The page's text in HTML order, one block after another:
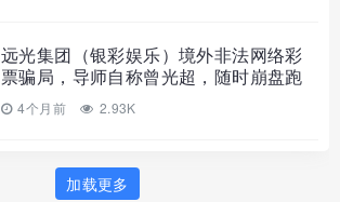
远光集团（银彩娱乐）境外非法网络彩
票骗局，导师自称曾光超，随时崩盘跑
路请远离…
4个月前 2.93K
加载更多